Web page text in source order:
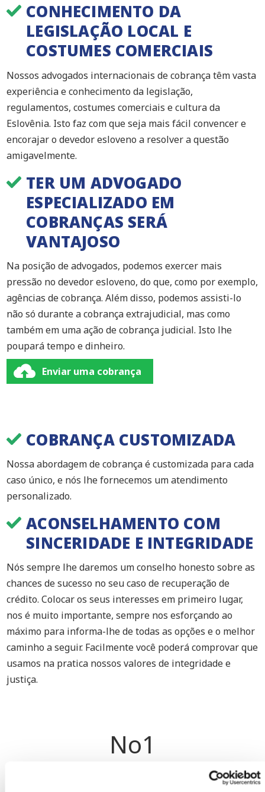
CONHECIMENTO DA
LEGISLAÇÃO LOCAL E
COSTUMES COMERCIAIS
Nossos advogados internacionais de cobrança têm vasta
experiência e conhecimento da legislação,
regulamentos, costumes comerciais e cultura da
Eslovênia. Isto faz com que seja mais fácil convencer e
encorajar o devedor esloveno a resolver a questão
amigavelmente.
TER UM ADVOGADO
ESPECIALIZADO EM
COBRANÇAS SERÁ
VANTAJOSO
Na posição de advogados, podemos exercer mais
pressão no devedor esloveno, do que, como por exemplo,
agências de cobrança. Além disso, podemos assisti-lo
não só durante a cobrança extrajudicial, mas como
também em uma ação de cobrança judicial. Isto lhe
poupará tempo e dinheiro.
Enviar uma cobrança
COBRANÇA CUSTOMIZADA
Nossa abordagem de cobrança é customizada para cada
caso único, e nós lhe fornecemos um atendimento
personalizado.
ACONSELHAMENTO COM
SINCERIDADE E INTEGRIDADE
Nós sempre lhe daremos um conselho honesto sobre as
chances de sucesso no seu caso de recuperação de
crédito. Colocar os seus interesses em primeiro lugar,
nos é muito importante, sempre nos esforçando ao
máximo para informa-lhe de todas as opções e o melhor
caminho a seguir. Facilmente você poderá comprovar que
usamos na pratica nossos valores de integridade e
justiça.
No1